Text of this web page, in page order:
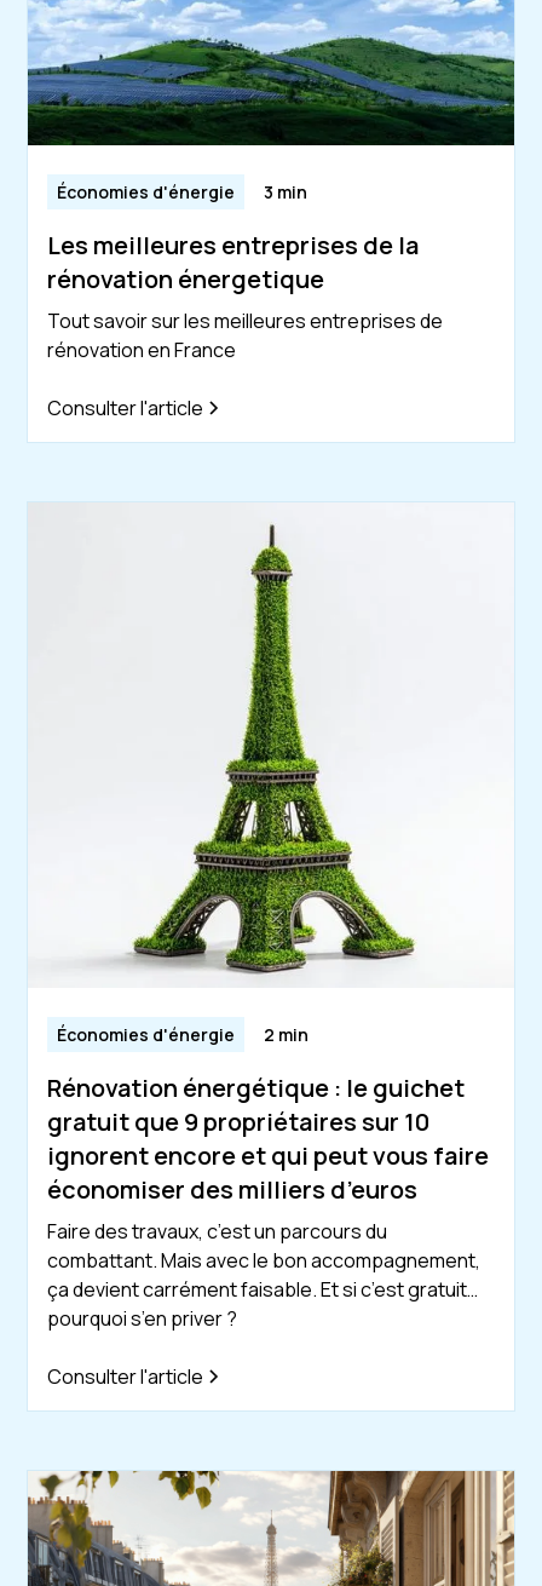
Économies d'énergie 3 min
Les meilleures entreprises de la
rénovation énergetique
Tout savoir sur les meilleures entreprises de
rénovation en France
Consulter l'article
Économies d'énergie 2 min
Rénovation énergétique : le guichet
gratuit que 9 propriétaires sur 10
ignorent encore et qui peut vous faire
économiser des milliers d’euros
Faire des travaux, c’est un parcours du
combattant. Mais avec le bon accompagnement,
ça devient carrément faisable. Et si c’est gratuit…
pourquoi s’en priver ?
Consulter l'article